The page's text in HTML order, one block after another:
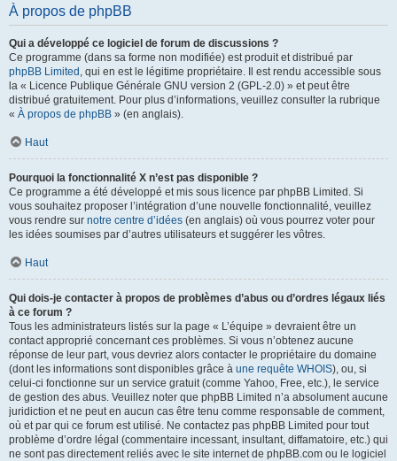
À propos de phpBB
Qui a développé ce logiciel de forum de discussions ?
Ce programme (dans sa forme non modifiée) est produit et distribué par
phpBB Limited , qui en est le légitime propriétaire. Il est rendu accessible sous
la « Licence Publique Générale GNU version 2 (GPL-2.0) » et peut être
distribué gratuitement. Pour plus d’informations, veuillez consulter la rubrique
« À propos de phpBB » (en anglais).
Haut
Pourquoi la fonctionnalité X n’est pas disponible ?
Ce programme a été développé et mis sous licence par phpBB Limited. Si
vous souhaitez proposer l’intégration d’une nouvelle fonctionnalité, veuillez
vous rendre sur notre centre d’idées (en anglais) où vous pourrez voter pour
les idées soumises par d’autres utilisateurs et suggérer les vôtres.
Haut
Qui dois-je contacter à propos de problèmes d’abus ou d’ordres légaux liés
à ce forum ?
Tous les administrateurs listés sur la page « L’équipe » devraient être un
contact approprié concernant ces problèmes. Si vous n’obtenez aucune
réponse de leur part, vous devriez alors contacter le propriétaire du domaine
(dont les informations sont disponibles grâce à une requête WHOIS), ou, si
celui-ci fonctionne sur un service gratuit (comme Yahoo, Free, etc.), le service
de gestion des abus. Veuillez noter que phpBB Limited n’a absolument aucune
juridiction et ne peut en aucun cas être tenu comme responsable de comment,
où et par qui ce forum est utilisé. Ne contactez pas phpBB Limited pour tout
problème d’ordre légal (commentaire incessant, insultant, diffamatoire, etc.) qui
ne sont pas directement reliés avec le site internet de phpBB.com ou le logiciel